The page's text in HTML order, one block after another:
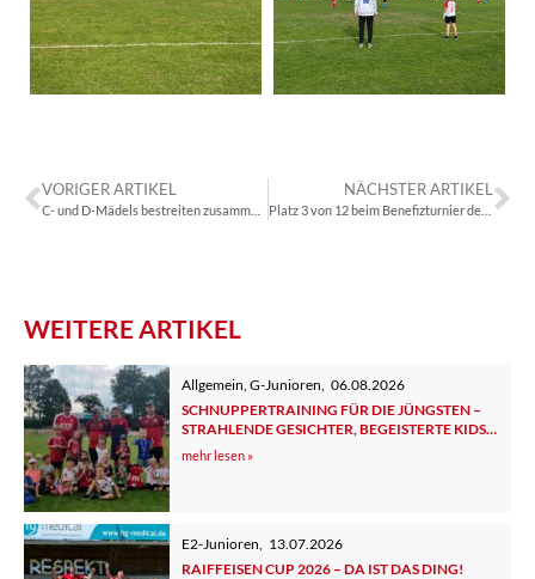
VORIGER ARTIKEL NÄCHSTER ARTIKEL
Platz 3 von 12 beim Benefizturnier des SV Sentilo Blumenau
WEITERE ARTIKEL
Allgemein,G-Junioren, 06.08.2026
SCHNUPPERTRAINING FÜR DIE JÜNGSTEN –
STRAHLENDE GESICHTER, BEGEISTERTE KIDS
UND ELTERN
mehr lesen »
E2-Junioren
13.07.2026
RAIFFEISEN CUP 2026 – DA IST DAS DING!